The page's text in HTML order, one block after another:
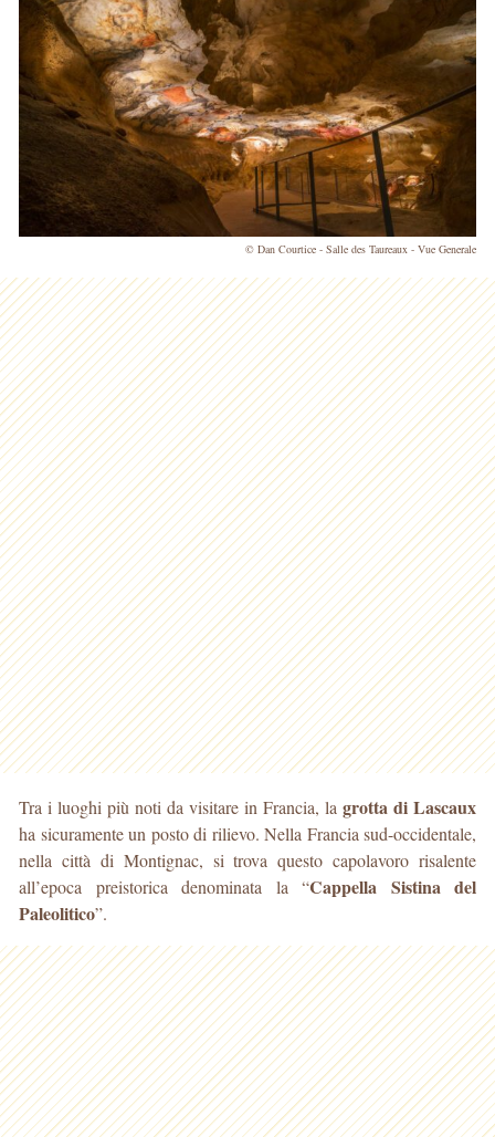
© Dan Courtice - Salle des Taureaux - Vue Generale
Tra i luoghi più noti da visitare in Francia, la grotta di Lascaux
ha sicuramente un posto di rilievo. Nella Francia sud-occidentale,
nella città di Montignac, si trova questo capolavoro risalente
all’epoca preistorica denominata la “Cappella Sistina del
Paleolitico”.